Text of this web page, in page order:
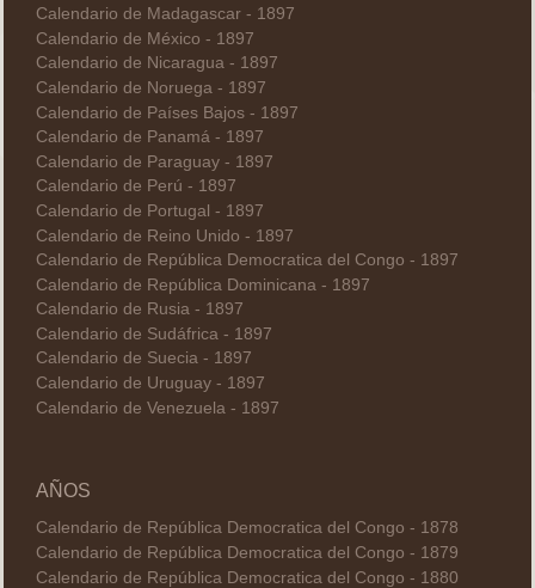
Calendario de Madagascar - 1897
Calendario de México - 1897
Calendario de Nicaragua - 1897
Calendario de Noruega - 1897
Calendario de Países Bajos - 1897
Calendario de Panamá - 1897
Calendario de Paraguay - 1897
Calendario de Perú - 1897
Calendario de Portugal - 1897
Calendario de Reino Unido - 1897
Calendario de República Democratica del Congo - 1897
Calendario de República Dominicana - 1897
Calendario de Rusia - 1897
Calendario de Sudáfrica - 1897
Calendario de Suecia - 1897
Calendario de Uruguay - 1897
Calendario de Venezuela - 1897
AÑOS
Calendario de República Democratica del Congo - 1878
Calendario de República Democratica del Congo - 1879
Calendario de República Democratica del Congo - 1880